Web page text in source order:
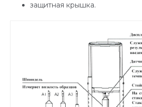
защитная крышка.